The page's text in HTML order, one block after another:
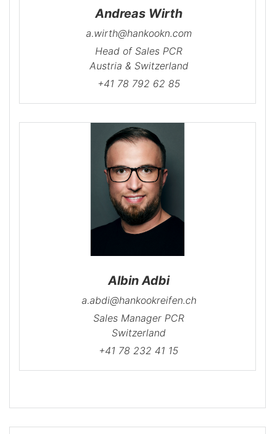
Andreas Wirth
a.wirth@hankookn.com
Head of Sales PCR
Austria & Switzerland
+41 78 792 62 85
Albin Adbi
a.abdi@hankookreifen.ch
Sales Manager PCR
Switzerland
+41 78 232 41 15